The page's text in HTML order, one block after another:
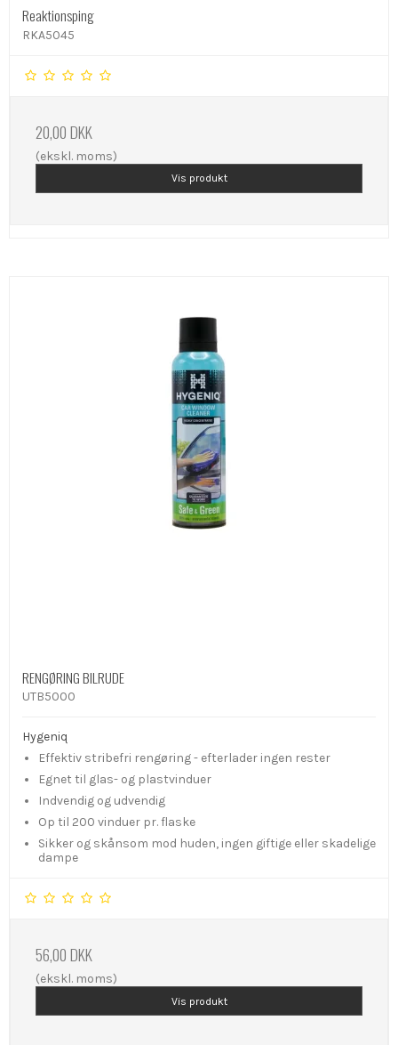
Reaktionsping
RKA5045
20,00 DKK
(ekskl. moms)
Vis produkt
RENGØRING BILRUDE
UTB5000
Hygeniq
Effektiv stribefri rengøring - efterlader ingen rester
Egnet til glas- og plastvinduer
Indvendig og udvendig
Op til 200 vinduer pr. flaske
Sikker og skånsom mod huden, ingen giftige eller skadelige
dampe
56,00 DKK
(ekskl. moms)
Vis produkt